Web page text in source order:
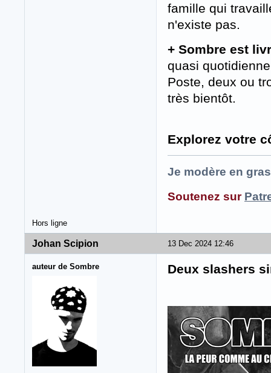
famille qui
n'existe pas.
+ Sombre est
quasi
Poste, deux ou
très bientôt.
Explorez votre
Je modère en
Soutenez sur
Hors ligne
13 Dec 2024 12:46
Johan Scipion
auteur de Sombre Deux slashers